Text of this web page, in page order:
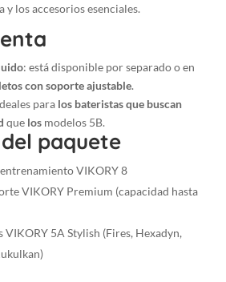
los accesorios esenciales.
: está disponible por separado o en
con soporte ajustable.
para los bateristas que buscan
que los modelos 5B.
paquete
VIKORY 8
VIKORY Premium (capacidad hasta
VIKORY 5A Stylish (Fires, Hexadyn,